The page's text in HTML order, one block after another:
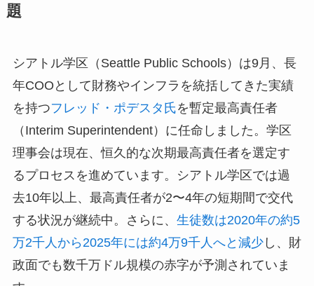
題
シアトル学区（Seattle Public Schools）は9月、長
年COOとして財務やインフラを統括してきた実績
を持つフレッド・ポデスタ氏を暫定最高責任者
（Interim Superintendent）に任命しました。学区
理事会は現在、恒久的な次期最高責任者を選定す
るプロセスを進めています。シアトル学区では過
去10年以上、最高責任者が2〜4年の短期間で交代
する状況が継続中。さらに、 生徒数は2020年の約5
万2千人から2025年には約4万9千人へと減少し、財
政面でも数千万ドル規模の赤字が予測されていま